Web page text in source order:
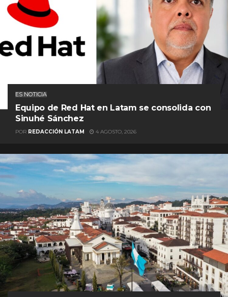
ES NOTICIA
Equipo de Red Hat en Latam se consolida con
Sinuhé Sánchez
POR REDACCIÓN LATAM 4 AGOSTO, 2026